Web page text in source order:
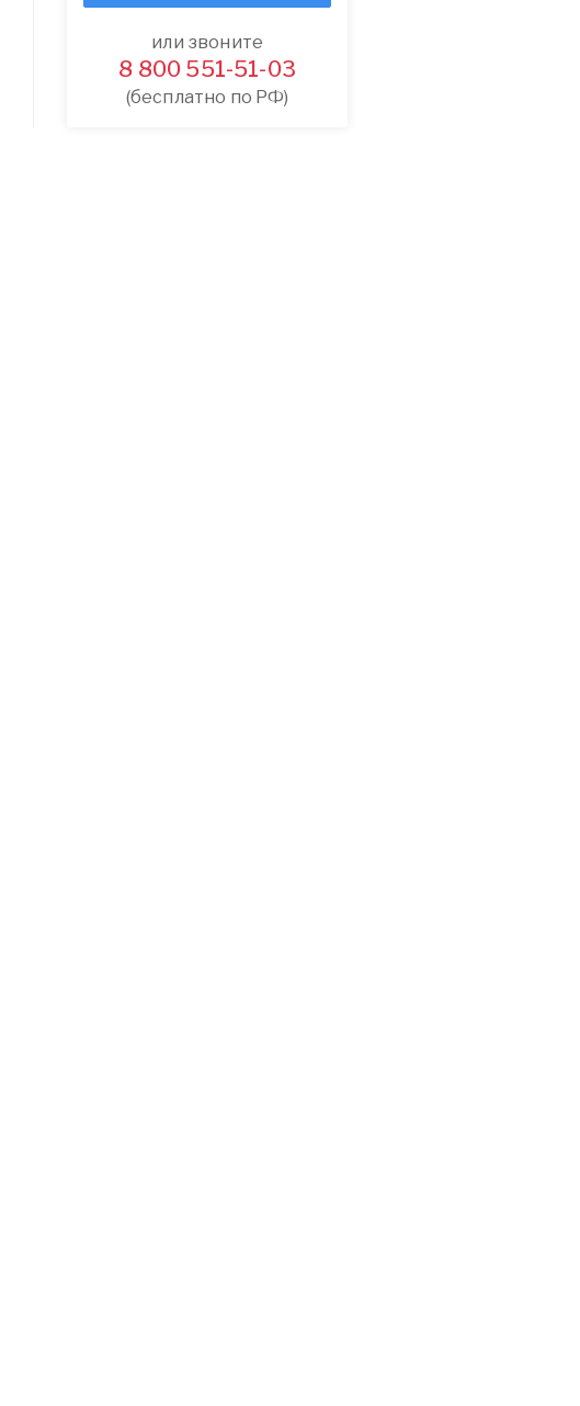
или звоните
8 800 551-51-03
(бесплатно по РФ)